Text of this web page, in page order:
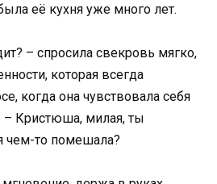
её кухня уже много лет.
– спросила свекровь мягко,
которая всегда
когда она чувствовала себя
– Кристюша, милая, ты
чем-то помешала?